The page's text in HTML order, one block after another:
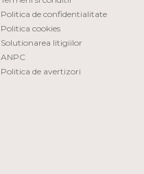
Politica de confidentialitate
Politica cookies
Solutionarea litigiilor
ANPC
Politica de avertizori